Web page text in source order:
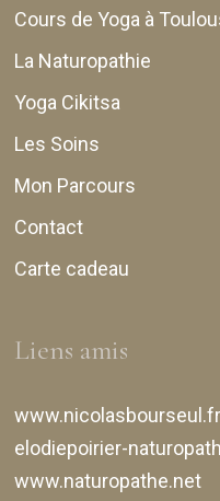
Cours de Yoga à
La Naturopathie
Yoga Cikitsa
Les Soins
Mon Parcours
Contact
Carte cadeau
Liens amis
www.nicolasbourseul.fr
elodiepoirier-
www.naturopathe.net